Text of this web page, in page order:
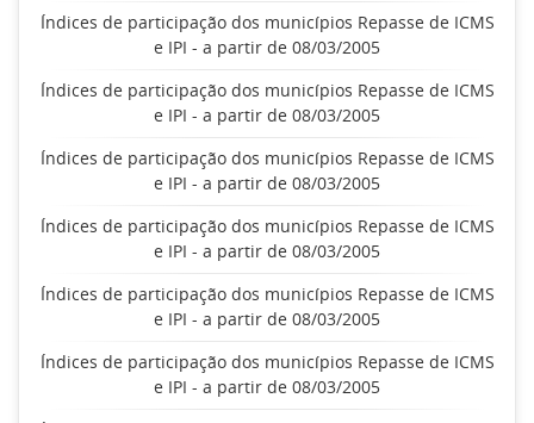
Índices de participação dos municípios Repasse de ICMS
e IPI - a partir de 08/03/2005
Índices de participação dos municípios Repasse de ICMS
e IPI - a partir de 08/03/2005
Índices de participação dos municípios Repasse de ICMS
e IPI - a partir de 08/03/2005
Índices de participação dos municípios Repasse de ICMS
e IPI - a partir de 08/03/2005
Índices de participação dos municípios Repasse de ICMS
e IPI - a partir de 08/03/2005
Índices de participação dos municípios Repasse de ICMS
e IPI - a partir de 08/03/2005